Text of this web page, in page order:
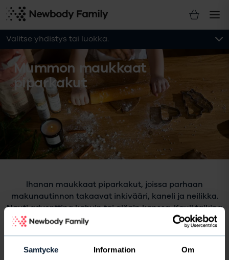
Samtycke Information Om
Valitse yhdistys tai luokka.
Mummon maukkaat
piparkakut
Ihanan maukkaat piparkakut, joissa parhaan
makunautinnon takaavat inkivääri, kaneli ja neilikka.
Nauti adventtina kahvin tai glögin kanssa. Kauli taikina
rohkeasti todella ohueksi, niin saat täydellisen rapeita
Ainekset